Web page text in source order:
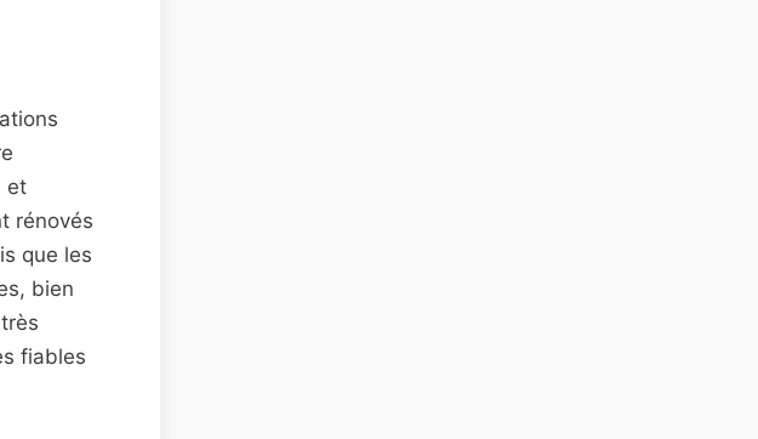
et
rénovés
que les
bien
fiables